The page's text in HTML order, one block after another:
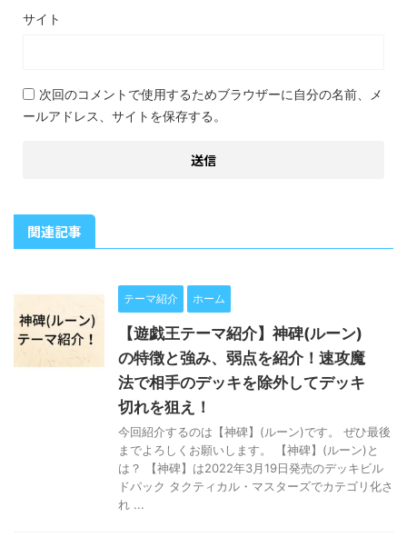
サイト
次回のコメントで使用するためブラウザーに自分の名前、メ
ールアドレス、サイトを保存する。
関連記事
テーマ紹介 ホーム
【遊戯王テーマ紹介】神碑(ルーン)
の特徴と強み、弱点を紹介！速攻魔
法で相手のデッキを除外してデッキ
切れを狙え！
今回紹介するのは【神碑】(ルーン)です。 ぜひ最後
までよろしくお願いします。 【神碑】(ルーン)と
は？ 【神碑】は2022年3月19日発売のデッキビル
ドパック タクティカル・マスターズでカテゴリ化さ
れ ...